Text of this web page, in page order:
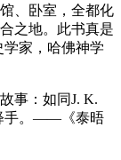
、卧室，全都化
之地。此书真是
家，哈佛神学
事：如同J. K.
手。——《泰晤